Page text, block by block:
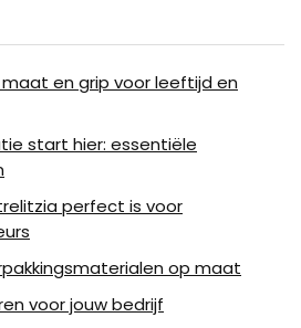
en grip voor leeftijd en
start hier: essentiële
perfect is voor
op maat
voor jouw bedrijf